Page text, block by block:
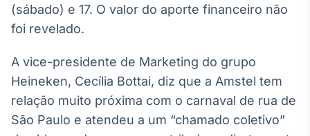
Cotações e
headlines de
Broadcast
Widgets
para conteúdos e
(sábado) e 17. O valor do aporte financeiro não
foi revelado.
A vice-presidente de Marketing do grupo
Heineken, Cecília Bottai, diz que a Amstel tem
relação muito próxima com o carnaval de rua de
São Paulo e atendeu a um “chamado coletivo”